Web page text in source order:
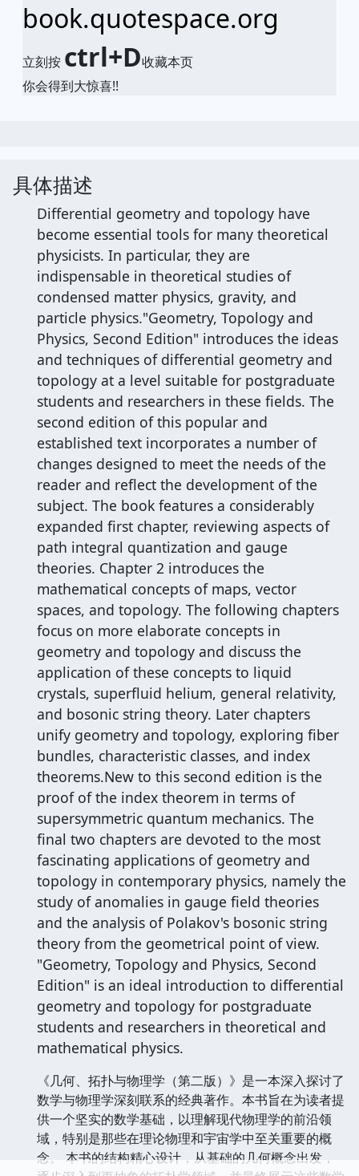
book.quotespace.org
立刻按 ctrl+D收藏本页
你会得到大惊喜!!
具体描述
Differential geometry and topology have
become essential tools for many theoretical
physicists. In particular, they are
indispensable in theoretical studies of
condensed matter physics, gravity, and
particle physics."Geometry, Topology and
Physics, Second Edition" introduces the ideas
and techniques of differential geometry and
topology at a level suitable for postgraduate
students and researchers in these fields. The
second edition of this popular and
established text incorporates a number of
changes designed to meet the needs of the
reader and reflect the development of the
subject. The book features a considerably
expanded first chapter, reviewing aspects of
path integral quantization and gauge
theories. Chapter 2 introduces the
mathematical concepts of maps, vector
spaces, and topology. The following chapters
focus on more elaborate concepts in
geometry and topology and discuss the
application of these concepts to liquid
crystals, superfluid helium, general relativity,
and bosonic string theory. Later chapters
unify geometry and topology, exploring fiber
bundles, characteristic classes, and index
theorems.New to this second edition is the
proof of the index theorem in terms of
supersymmetric quantum mechanics. The
final two chapters are devoted to the most
fascinating applications of geometry and
topology in contemporary physics, namely the
study of anomalies in gauge field theories
and the analysis of Polakov's bosonic string
theory from the geometrical point of view.
"Geometry, Topology and Physics, Second
Edition" is an ideal introduction to differential
geometry and topology for postgraduate
students and researchers in theoretical and
mathematical physics.
《几何、拓扑与物理学（第二版）》是一本深入探讨了
数学与物理学深刻联系的经典著作。本书旨在为读者提
供一个坚实的数学基础，以理解现代物理学的前沿领
域，特别是那些在理论物理和宇宙学中至关重要的概
念。 本书的结构精心设计，从基础的几何概念出发，